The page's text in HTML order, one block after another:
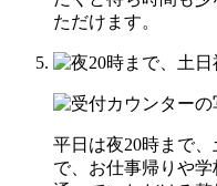
ただけます。
平日は夜20時まで
で、お仕事帰りや